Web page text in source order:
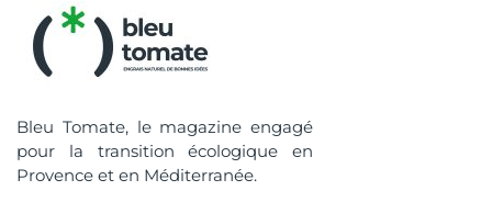
Bleu Tomate, le magazine engagé
pour la transition écologique en
Provence et en Méditerranée.